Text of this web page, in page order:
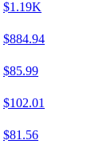
$1.19K
$884.94
$85.99
$102.01
$81.56